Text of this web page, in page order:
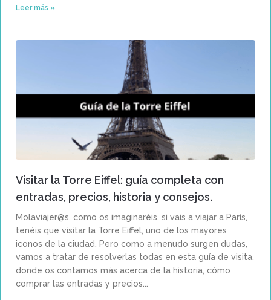
Leer más »
Visitar la Torre Eiffel: guía completa con
entradas, precios, historia y consejos.
Molaviajer@s, como os imaginaréis, si vais a viajar a París,
tenéis que visitar la Torre Eiffel, uno de los mayores
iconos de la ciudad. Pero como a menudo surgen dudas,
vamos a tratar de resolverlas todas en esta guía de visita,
donde os contamos más acerca de la historia, cómo
comprar las entradas y precios